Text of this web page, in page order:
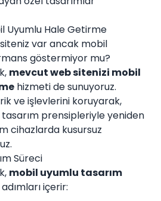
Uyumlu Hale Getirme
var ancak mobil
göstermiyor mu?
mevcut web sitenizi mobil
hizmeti de sunuyoruz.
ve işlevlerini koruyarak,
prensipleriyle yeniden
cihazlarda kusursuz
Süreci
mobil uyumlu tasarım
içerir: